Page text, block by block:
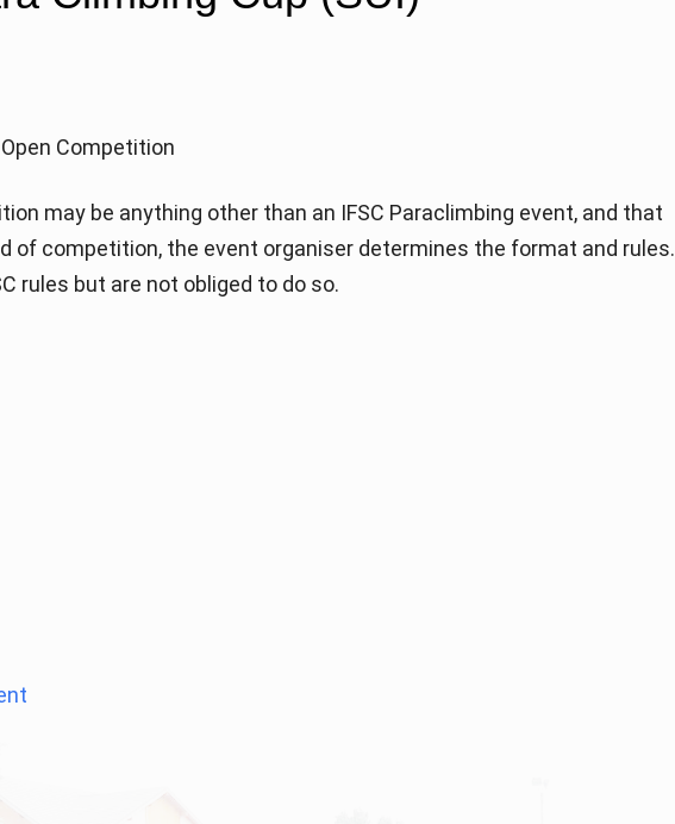
Competition
may be anything other than an IFSC Paraclimbing event, and that
of competition, the event organiser determines the format and rules.
rules but are not obliged to do so.